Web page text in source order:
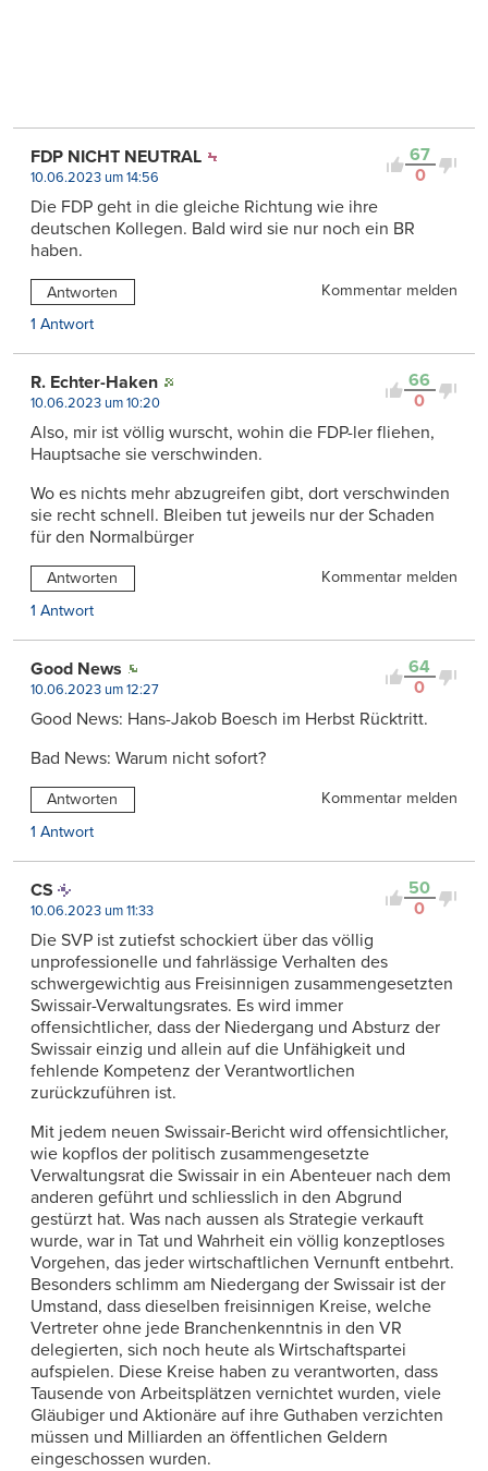
67
0
FDP NICHT NEUTRAL
10.06.2023 um 14:56
Die FDP geht in die gleiche Richtung wie ihre
deutschen Kollegen. Bald wird sie nur noch ein BR
haben.
Antworten
Kommentar melden
1 Antwort
66
0
R. Echter-Haken
10.06.2023 um 10:20
Also, mir ist völlig wurscht, wohin die FDP-ler fliehen,
Hauptsache sie verschwinden.
Wo es nichts mehr abzugreifen gibt, dort verschwinden
sie recht schnell. Bleiben tut jeweils nur der Schaden
für den Normalbürger
Antworten
Kommentar melden
1 Antwort
64
0
Good News
10.06.2023 um 12:27
Good News: Hans-Jakob Boesch im Herbst Rücktritt.
Bad News: Warum nicht sofort?
Antworten
Kommentar melden
1 Antwort
50
0
CS
10.06.2023 um 11:33
Die SVP ist zutiefst schockiert über das völlig
unprofessionelle und fahrlässige Verhalten des
schwergewichtig aus Freisinnigen zusammengesetzten
Swissair-Verwaltungsrates. Es wird immer
offensichtlicher, dass der Niedergang und Absturz der
Swissair einzig und allein auf die Unfähigkeit und
fehlende Kompetenz der Verantwortlichen
zurückzuführen ist.
Mit jedem neuen Swissair-Bericht wird offensichtlicher,
wie kopflos der politisch zusammengesetzte
Verwaltungsrat die Swissair in ein Abenteuer nach dem
anderen geführt und schliesslich in den Abgrund
gestürzt hat. Was nach aussen als Strategie verkauft
wurde, war in Tat und Wahrheit ein völlig konzeptloses
Vorgehen, das jeder wirtschaftlichen Vernunft entbehrt.
Besonders schlimm am Niedergang der Swissair ist der
Umstand, dass dieselben freisinnigen Kreise, welche
Vertreter ohne jede Branchenkenntnis in den VR
delegierten, sich noch heute als Wirtschaftspartei
aufspielen. Diese Kreise haben zu verantworten, dass
Tausende von Arbeitsplätzen vernichtet wurden, viele
Gläubiger und Aktionäre auf ihre Guthaben verzichten
müssen und Milliarden an öffentlichen Geldern
eingeschossen wurden.